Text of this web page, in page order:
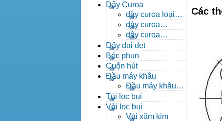
Dây Curoa
dây curoa loại
A,B,C,D,E
dây curoa
SPZ,SPA,SPB,SPC
dây curoa
XPZ,XPA,XPB,XPC
Dây đai dẹt
Béc phun
Cuộn hút
Đầu máy khâu
Đầu máy khâu
Bafang
Túi lọc bụi
Vải lọc bụi
Vải xăm kim
Các